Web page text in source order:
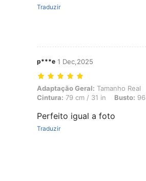
Traduzir
p***e 1 Dec,2025
Adaptação Geral: Tamanho Real,
Adaptação Geral: Tamanho Real
Cintura: 79 cm / 31 in Busto:
Perfeito igual a foto
Traduzir